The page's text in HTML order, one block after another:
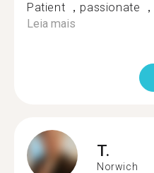
Patient ，passionate
Leia mais
T.
Norwich